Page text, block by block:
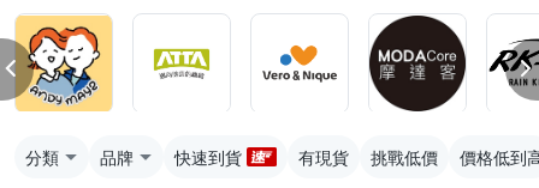
分類 品牌 快速到貨 有現貨 挑戰低價 價格低到